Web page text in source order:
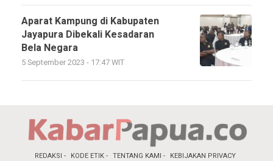
Aparat Kampung di Kabupaten
Jayapura Dibekali Kesadaran
Bela Negara
5 September 2023 - 17:47 WIT
REDAKSI KODE ETIK TENTANG KAMI KEBIJAKAN PRIVACY